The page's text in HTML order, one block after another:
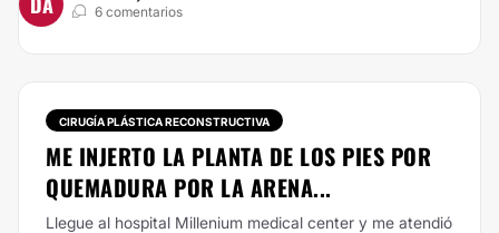
6 comentarios
CIRUGÍA PLÁSTICA RECONSTRUCTIVA
ME INJERTO LA PLANTA DE LOS PIES POR
QUEMADURA POR LA ARENA...
Llegue al hospital Millenium medical center y me atendió